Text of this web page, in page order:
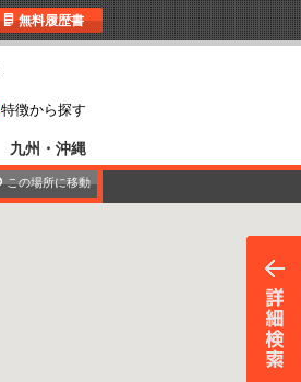
I 無料履歴書
特徴から探す
九州・沖縄